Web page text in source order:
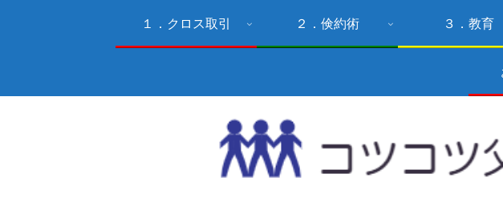
１．クロス取引 ２．倹約術 ３．教育